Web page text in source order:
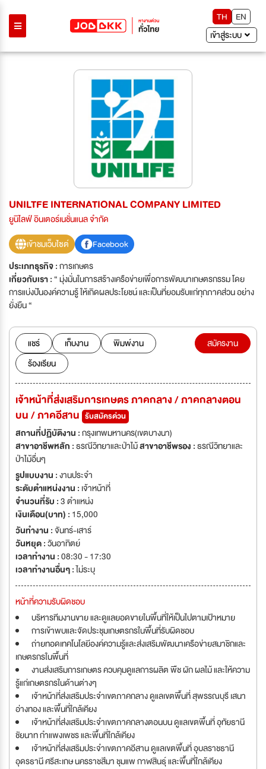
TH
EN
เข้าสู่ระบบ
UNILTFE INTERNATIONAL COMPANY LIMITED
ยูนิไลฟ์ อินเตอร์เนชั่นแนล จำกัด
เข้าชมเว็บไซต์
Facebook
ประเภทธุรกิจ :การเกษตร
เกี่ยวกับเรา :“ มุ่งมั่นในการสร้างเครือข่ายเพื่อการพัฒนาเกษตรกรรม โดย
การแบ่งปันองค์ความรู้ ให้เกิดผลประโยชน์ และเป็นที่ยอมรับแก่ทุกภาคส่วน อย่าง
ยั่งยืน “
แชร์ เก็บงาน
พิมพ์งาน
ร้องเรียน
สมัครงาน
เจ้าหน้าที่ส่งเสริมการเกษตร ภาคกลาง / ภาคกลางตอน
บน / ภาคอีสาน รับสมัครด่วน
สถานที่ปฏิบัติงาน :กรุงเทพมหานคร(เขตบางนา)
สาขาอาชีพหลัก :ธรณีวิทยาและป่าไม้สาขาอาชีพรอง :ธรณีวิทยาและ
ป่าไม้อื่นๆ
รูปแบบงาน :งานประจำ
ระดับตำแหน่งงาน : เจ้าหน้าที่
จำนวนที่รับ :3 ตำแหน่ง
เงินเดือน(บาท) : 15,000
วันทำงาน :จันทร์-เสาร์
วันหยุด :วันอาทิตย์
เวลาทำงาน :08:30 - 17:30
เวลาทำงานอื่นๆ :ไม่ระบุ
หน้าที่ความรับผิดชอบ
บริหารทีมงานขาย และดูแลยอดขายในพื้นที่ให้เป็นไปตามเป้าหมาย
การเข้าพบและจัดประชุมเกษตรกรในพื้นที่รับผิดชอบ
ถ่ายทอดเทคโนโลยีองค์ความรู้และส่งเสริมพัฒนาเครือข่ายสมาชิกและ
เกษตรกรในพื้นที่
งานส่งเสริมการเกษตร ควบคุมดูแลการผลิต พืช ผัก ผลไม้ และให้ความ
รู้แก่เกษตรกรในด้านต่างๆ
เจ้าหน้าที่ส่งเสริมประจำเขตภาคกลาง ดูแลเขตพื้นที่ สุพรรณบุรี เสนา
อ่างทอง และพื้นที่ใกล้เคียง
เจ้าหน้าที่ส่งเสริมประจำเขตภาคกลางตอนบน ดูแลเขตพื้นที่ อุทัยธานี
ชัยนาท กำแพงเพชร และพื้นที่ใกล้เคียง
เจ้าหน้าที่ส่งเสริมประจำเขตภาคอีสาน ดูแลเขตพื้นที่ อุบลราชธานี
อุดรธานี ศรีสะเกษ นครราชสีมา ชุมแพ กาฬสินธุ์ และพื้นที่ใกล้เคียง